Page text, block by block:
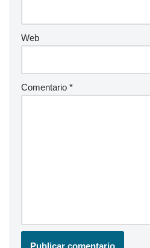
Web
Comentario *